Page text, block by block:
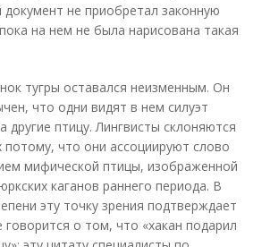
документ не приобретал законную
на нем не была нарисована такая
тугры оставался неизменным. Он
что одни видят в нем силуэт
другие птицу. Лингвисты склоняются
что они ассоциируют слово
мифической птицы, изображенной
каганов раннего периода. В
эту точку зрения подтверждает
о том, что «хакан подарил